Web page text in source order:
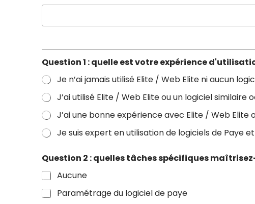
Question 1 : quelle est votre expérience
Je n’ai jamais utilisé Elite / Web Elite ni aucun
J’ai utilisé Elite / Web Elite ou un logiciel similaire
J’ai une bonne expérience avec Elite / Web Elite
Je suis expert en utilisation de logiciels de Paye
Question 2 : quelles tâches spécifiques
Aucune
Paramétrage du logiciel de paye